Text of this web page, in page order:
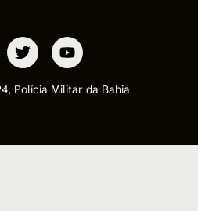
Polícia Militar da Bahia